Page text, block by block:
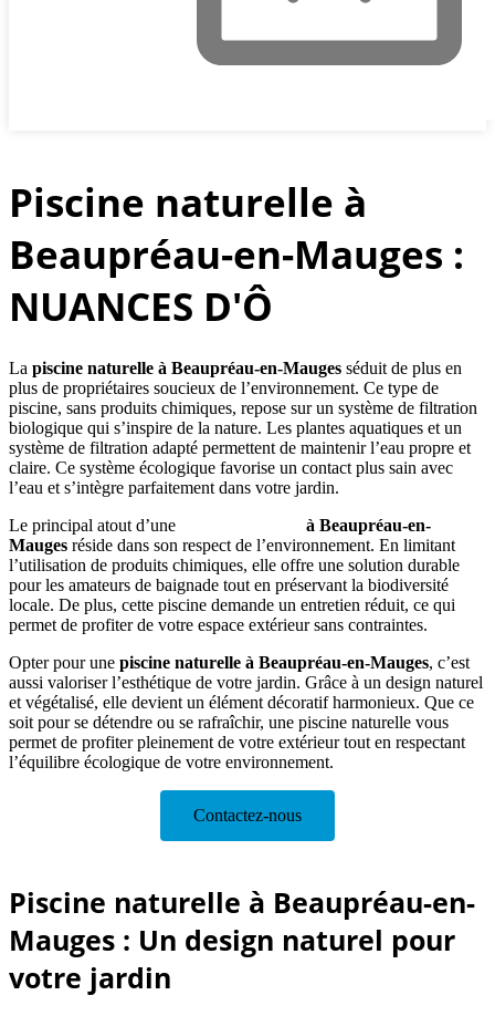
Piscine naturelle à
Beaupréau-en-Mauges :
NUANCES D'Ô
La piscine naturelle à Beaupréau-en-Mauges séduit de plus en
plus de propriétaires soucieux de l’environnement. Ce type de
piscine, sans produits chimiques, repose sur un système de filtration
biologique qui s’inspire de la nature. Les plantes aquatiques et un
système de filtration adapté permettent de maintenir l’eau propre et
claire. Ce système écologique favorise un contact plus sain avec
l’eau et s’intègre parfaitement dans votre jardin.
Le principal atout d’une
à Beaupréau-en-
Mauges réside dans son respect de l’environnement. En limitant
l’utilisation de produits chimiques, elle offre une solution durable
pour les amateurs de baignade tout en préservant la biodiversité
locale. De plus, cette piscine demande un entretien réduit, ce qui
permet de profiter de votre espace extérieur sans contraintes.
Opter pour une piscine naturelle à Beaupréau-en-Mauges, c’est
aussi valoriser l’esthétique de votre jardin. Grâce à un design naturel
et végétalisé, elle devient un élément décoratif harmonieux. Que ce
soit pour se détendre ou se rafraîchir, une piscine naturelle vous
permet de profiter pleinement de votre extérieur tout en respectant
l’équilibre écologique de votre environnement.
Contactez-nous
Piscine naturelle à Beaupréau-en-
Mauges : Un design naturel pour
votre jardin